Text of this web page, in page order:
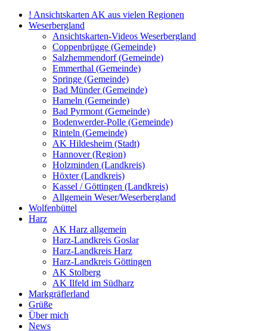
! Ansichtskarten AK aus vielen Regionen
Weserbergland
Ansichtskarten-Videos Weserbergland
Coppenbrügge (Gemeinde)
Salzhemmendorf (Gemeinde)
Emmerthal (Gemeinde)
Springe (Gemeinde)
Bad Münder (Gemeinde)
Hameln (Gemeinde)
Bad Pyrmont (Gemeinde)
Bodenwerder-Polle (Gemeinde)
Rinteln (Gemeinde)
AK Hildesheim (Stadt)
Hannover (Region)
Holzminden (Landkreis)
Höxter (Landkreis)
Kassel / Göttingen (Landkreis)
Allgemein Weser/Weserbergland
Wolfenbüttel
Harz
AK Harz allgemein
Harz-Landkreis Goslar
Harz-Landkreis Harz
Harz-Landkreis Göttingen
AK Stolberg
AK Ilfeld im Südharz
Markgräflerland
Grüße
Über mich
News